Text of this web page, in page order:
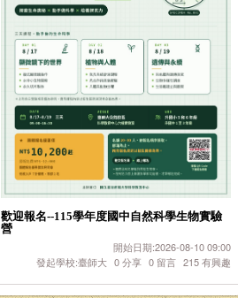
歡迎報名--115學年度國中自然科學生物實驗
營
開始日期:2026-08-10 09:00
發起學校:臺師大 0分享 0 留言 215有興趣